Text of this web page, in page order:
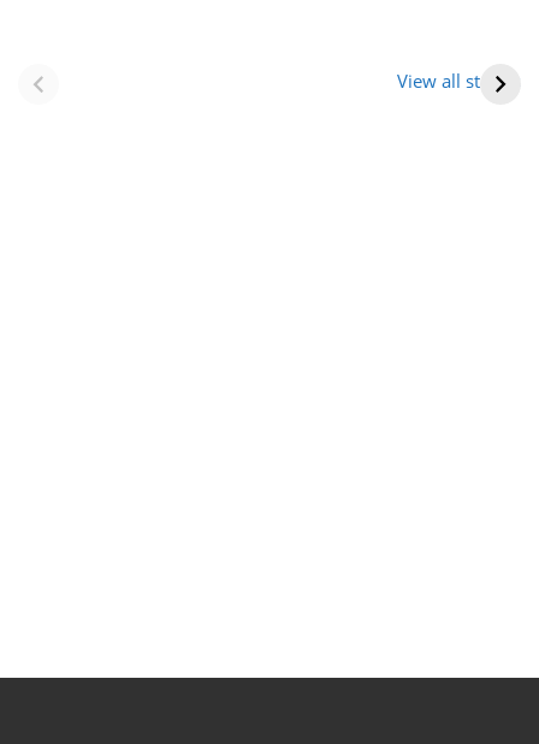
View all stories
(राजस्थान) |
आभूषण (women’s